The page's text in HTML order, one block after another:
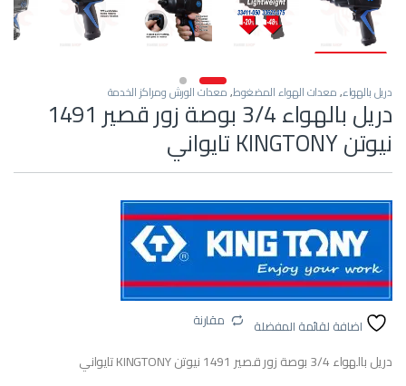
دريل بالهواء,معدات الهواء المضغوط,معدات الورش ومراكز الخدمة
دريل بالهواء 3/4 بوصة زور قصير 1491
نيوتن KINGTONY تايواني
اضافة لقائمة المفضلة مقارنة
دريل بالهواء 3/4 بوصة زور قصير 1491 نيوتن KINGTONY تايواني